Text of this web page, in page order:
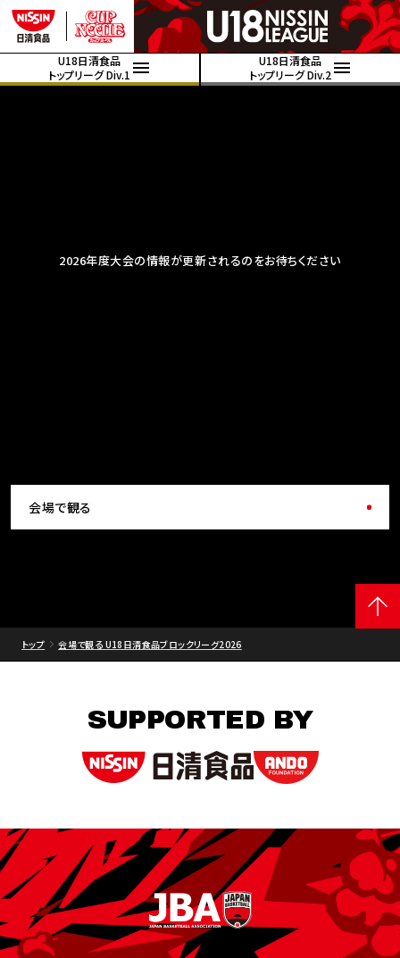
U18日清食品
トップリーグ Div.1
U18日清食品
トップリーグ Div.2
2026年度大会の情報が更新されるのをお待ちください
会場で観る
トップ 会場で観る U18日清食品ブロックリーグ2026
SUPPORTED BY